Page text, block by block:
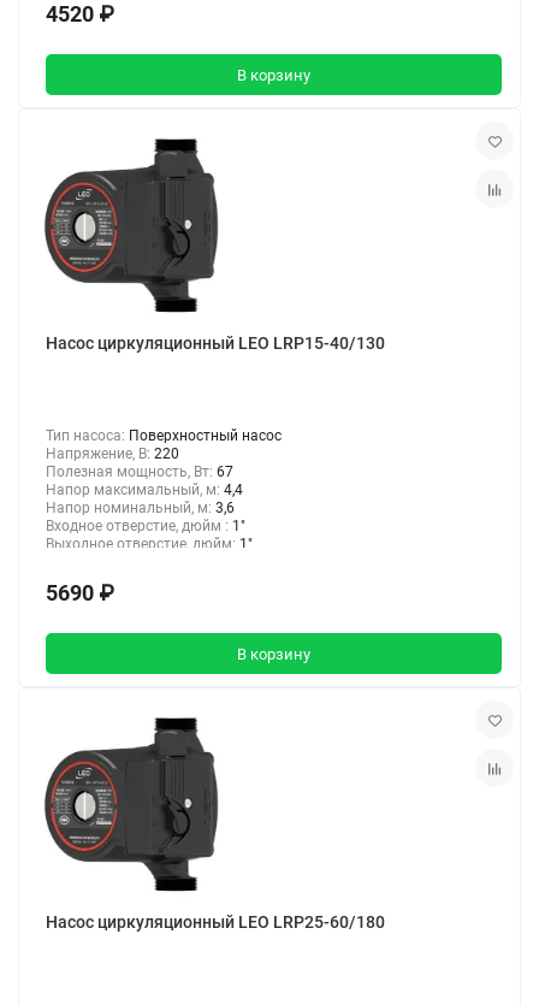
4520 ₽
В корзину
Насос циркуляционный LEO LRP15-40/130
Тип насоса: Поверхностный насос
Напряжение, В: 220
Полезная мощность, Вт: 67
Напор максимальный, м: 4,4
Напор номинальный, м: 3,6
Входное отверстие, дюйм : 1"
Выходное отверстие, дюйм: 1"
5690 ₽
В корзину
Насос циркуляционный LEO LRP25-60/180